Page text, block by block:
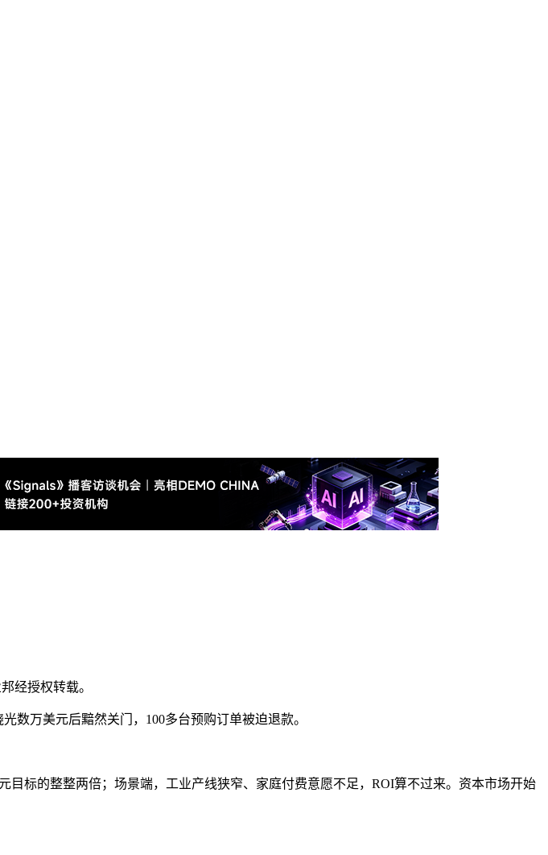
经授权转载。
数万美元后黯然关门，100多台预购订单被迫退款。
标的整整两倍；场景端，工业产线狭窄、家庭付费意愿不足，ROI算不过来。资本市场开始